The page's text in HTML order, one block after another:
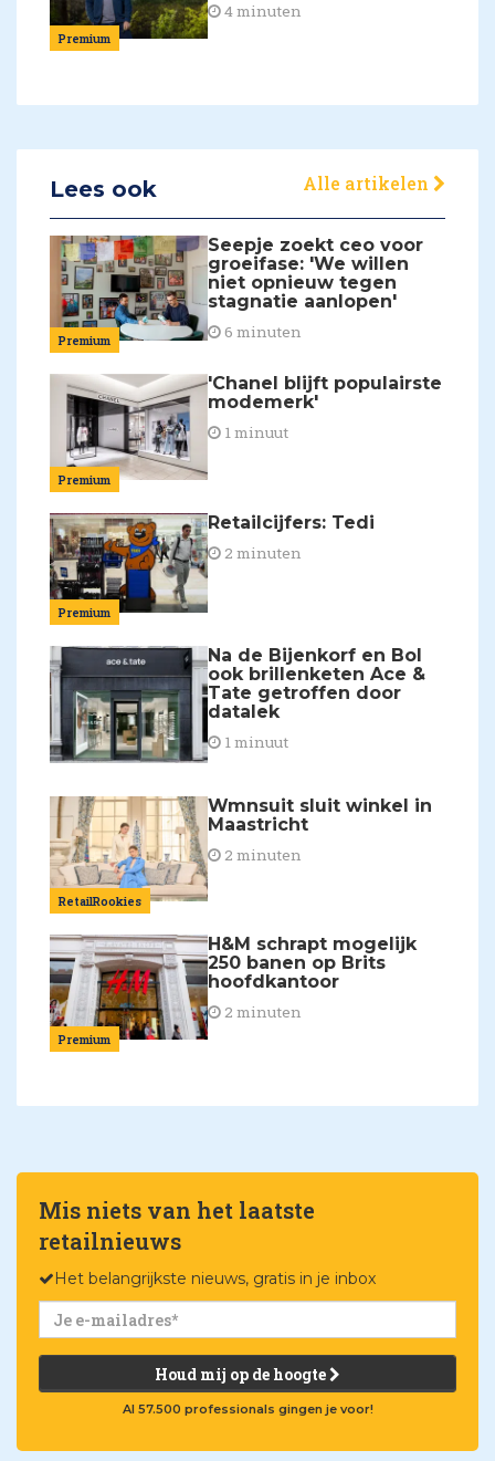
Premium
4 minuten
Lees ook Alle artikelen
Premium
Seepje zoekt ceo voor
groeifase: 'We willen
niet opnieuw tegen
stagnatie aanlopen'
6 minuten
Premium
'Chanel blijft populairste
modemerk'
1 minuut
Premium
Retailcijfers: Tedi
2 minuten
Na de Bijenkorf en Bol
ook brillenketen Ace &
Tate getroffen door
datalek
1 minuut
RetailRookies
Wmnsuit sluit winkel in
Maastricht
2 minuten
Premium
H&M schrapt mogelijk
250 banen op Brits
hoofdkantoor
2 minuten
Mis niets van het laatste
retailnieuws
Het belangrijkste nieuws, gratis in je inbox
Houd mij op de hoogte
Al 57.500 professionals gingen je voor!